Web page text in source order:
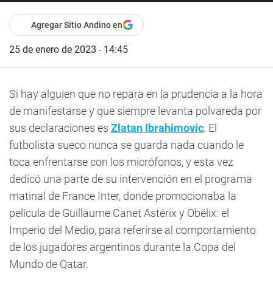
Agregar Sitio Andino en
25 de enero de 2023 - 14:45
Si hay alguien que no repara en la prudencia a la hora
de manifestarse y que siempre levanta polvareda por
sus declaraciones es Zlatan Ibrahimovic. El
futbolista sueco nunca se guarda nada cuando le
toca enfrentarse con los micrófonos, y esta vez
dedicó una parte de su intervención en el programa
matinal de France Inter, donde promocionaba la
película de Guillaume Canet Astérix y Obélix: el
Imperio del Medio, para referirse al comportamiento
de los jugadores argentinos durante la Copa del
Mundo de Qatar.